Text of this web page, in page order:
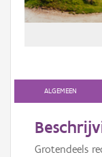
Hergebruik
ALGEMEEN
Grotendeels